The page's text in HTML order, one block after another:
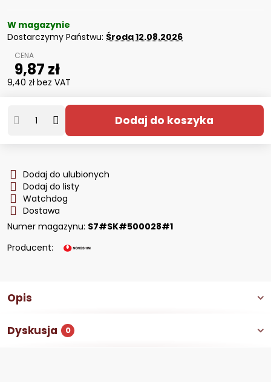
W magazynie
Dostarczymy Państwu: Środa12.08.2026
9,87 zł
9,40 zł bez VAT
Dodaj do koszyka
Dodaj do ulubionych
Dodaj do listy
Watchdog
Dostawa
Numer magazynu: S7#SK#500028#1
Producent:
Opis
Dyskusja 0